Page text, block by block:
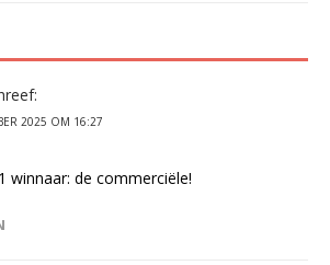
2025 OM 16:27
winnaar: de commerciële!